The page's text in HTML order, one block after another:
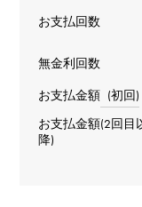
デザイン
ピンキー
材質
K18イエローゴール
お支払回数
無金利回数
お支払金額 (初回)
お支払金額(2回目
降)